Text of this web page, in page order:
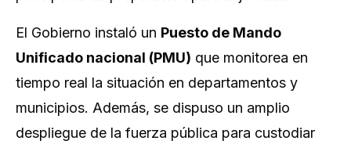
El Gobierno instaló un Puesto de Mando
Unificado nacional (PMU) que monitorea en
tiempo real la situación en departamentos y
municipios. Además, se dispuso un amplio
despliegue de la fuerza pública para custodiar